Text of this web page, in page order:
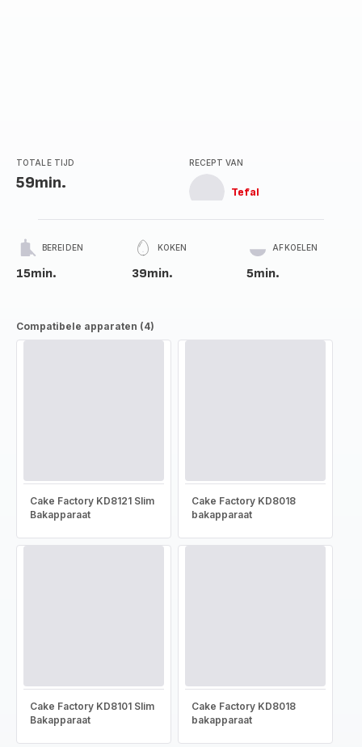
TOTALE TIJD
59min.
RECEPT VAN
Tefal
BEREIDEN
15min.
KOKEN
39min.
AFKOELEN
5min.
Compatibele apparaten (4)
Cake Factory KD8121 Slim
Bakapparaat
Cake Factory KD8018
bakapparaat
Cake Factory KD8101 Slim
Bakapparaat
Cake Factory KD8018
bakapparaat